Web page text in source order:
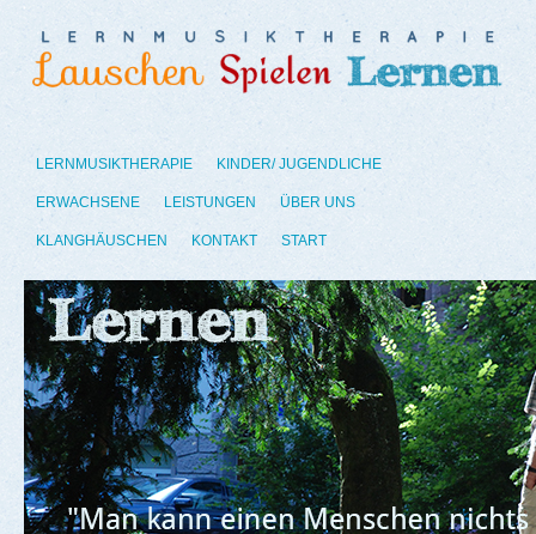
LERNMUSIKTHERAPIE KINDER/ JUGENDLICHE
ERWACHSENE LEISTUNGEN ÜBER UNS
KLANGHÄUSCHEN KONTAKT START